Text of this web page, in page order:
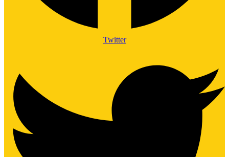
Twitter